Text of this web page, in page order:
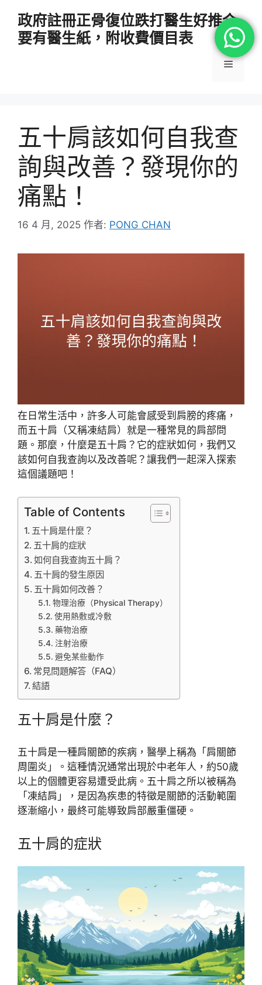
政府註冊正骨復位跌打醫生好推介
要有醫生紙，附收費價目表
選
五十肩該如何自我查
詢與改善？發現你的
痛點！
16 4 月, 2025 作者: PONG CHAN
在日常生活中，許多人可能會感受到肩膀的疼痛，
而五十肩（又稱凍結肩）就是一種常見的肩部問
題。那麼，什麼是五十肩？它的症狀如何，我們又
該如何自我查詢以及改善呢？讓我們一起深入探索
這個議題吧！
Table of Contents
五十肩是什麼？
五十肩的症狀
如何自我查詢五十肩？
五十肩的發生原因
五十肩如何改善？
物理治療（Physical Therapy）
使用熱敷或冷敷
藥物治療
注射治療
避免某些動作
常見問題解答（FAQ）
結語
五十肩是什麼？
五十肩是一種肩關節的疾病，醫學上稱為「肩關節
周圍炎」。這種情況通常出現於中老年人，約50歲
以上的個體更容易遭受此病。五十肩之所以被稱為
「凍結肩」，是因為疾患的特徵是關節的活動範圍
逐漸縮小，最終可能導致肩部嚴重僵硬。
五十肩的症狀